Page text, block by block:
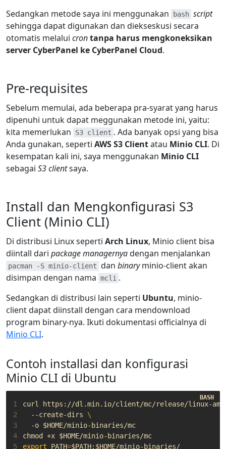
Sedangkan metode saya ini menggunakan
bash script
sehingga dapat digunakan dan diekseskusi secara
otomatis melalui crontanpa harus mengkoneksikan
server CyberPanel ke CyberPanel Cloud.
Pre-requisites
Sebelum memulai, ada beberapa pra-syarat yang harus
dipenuhi untuk dapat meggunakan metode ini, yaitu:
kita memerlukan
S3 client . Ada banyak opsi yang bisa
Anda gunakan, seperti AWS S3 Clientatau Minio CLI. Di
kesempatan kali ini, saya menggunakan Minio CLI
sebagai S3 clientsaya.
Install dan Mengkonfigurasi S3
Client (Minio CLI)
Di distribusi Linux seperti Arch Linux, Minio client bisa
diintall dari package managernyadengan menjalankan
pacman -S minio-client dan binaryminio-client akan
disimpan dengan nama mcli .
Sedangkan di distribusi lain seperti Ubuntu, minio-
client dapat diinstall dengan cara mendownload
program binary-nya. Ikuti dokumentasi officialnya di
Minio CLI.
Contoh installasi dan konfigurasi
Minio CLI di Ubuntu
1
curl https://dl.min.io/client/mc/release/linux-
2
  --create-dirs
3
  -o
$HOME
/minio-binaries/mc
4
chmod +x $HOME
/minio-binaries/mc
5
export PATH=$PATH: $HOME /minio-binaries/